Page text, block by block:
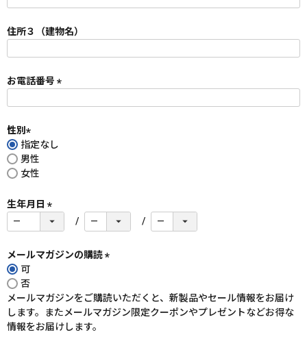
須
)
住所３（建物名）
お電話番号
性別
(
必
須
指定なし
男性
女性
生年月日
(
須
メールマガジンの購読
須
)
可
否
メールマガジンをご購読いただくと、新製品やセール情報をお届け
します。またメールマガジン限定クーポンやプレゼントなどお得な
情報をお届けします。